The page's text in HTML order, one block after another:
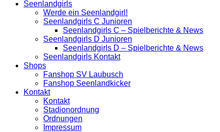
Seenlandgirls
Werde ein Seenlandgirl!
Seenlandgirls C Junioren
Seenlandgirls C – Spielberichte & News
Seenlandgirls D Junioren
Seenlandgirls D – Spielberichte & News
Seenlandgirls Kontakt
Shops
Fanshop SV Laubusch
Fanshop Seenlandkicker
Kontakt
Kontakt
Stadionordnung
Ordnungen
Impressum